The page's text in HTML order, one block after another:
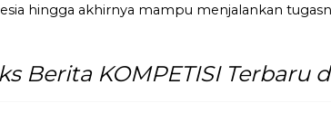
hingga akhirnya mampu menjalankan
Berita KOMPETISI Terbaru